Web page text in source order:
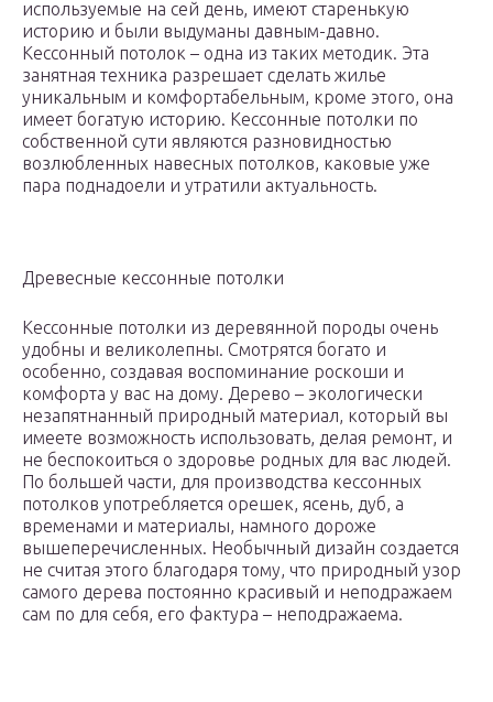
используемые на сей день, имеют старенькую
историю и были выдуманы давным-давно.
Кессонный потолок – одна из таких методик. Эта
занятная техника разрешает сделать жилье
уникальным и комфортабельным, кроме этого, она
имеет богатую историю. Кессонные потолки по
собственной сути являются разновидностью
возлюбленных навесных потолков, каковые уже
пара поднадоели и утратили актуальность.
Древесные кессонные потолки
Кессонные потолки из деревянной породы очень
удобны и великолепны. Смотрятся богато и
особенно, создавая воспоминание роскоши и
комфорта у вас на дому. Дерево – экологически
незапятнанный природный материал, который вы
имеете возможность использовать, делая ремонт, и
не беспокоиться о здоровье родных для вас людей.
По большей части, для производства кессонных
потолков употребляется орешек, ясень, дуб, а
временами и материалы, намного дороже
вышеперечисленных. Необычный дизайн создается
не считая этого благодаря тому, что природный узор
самого дерева постоянно красивый и неподражаем
сам по для себя, его фактура – неподражаема.